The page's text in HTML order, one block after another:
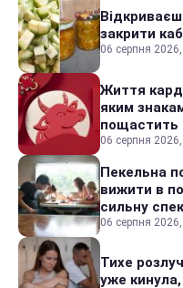
закрити
06 серпня
Життя
яким
пощастить
06 серпня
Пекельна
вижити в
сильну
06 серпня
Тихе
уже